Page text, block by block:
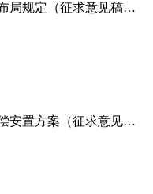
关于《丹巴县烟草制品零售点合理布局规定（征求意见稿）》的征集意见
《丹巴县布科新城房屋征收拆迁补偿安置方案（征求意见稿）》意见征集